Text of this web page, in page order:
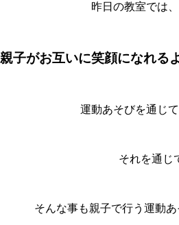
昨日の教室では
親子がお互いに笑顔になれる
運動あそびを通じ
それを通じ
そんな事も親子で行う運動